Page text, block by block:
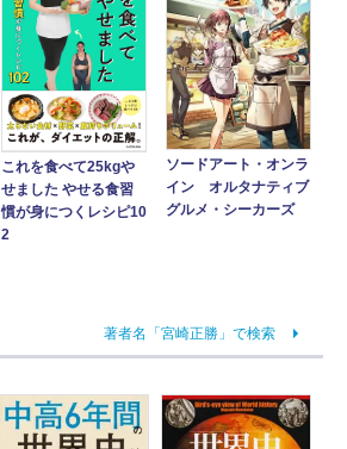
これを食べて25kgや
せました やせる食習
慣が身につくレシピ10
2
ソードアート・オンラ
イン オルタナティブ
グルメ・シーカーズ
著者名「宮崎正勝」で検索